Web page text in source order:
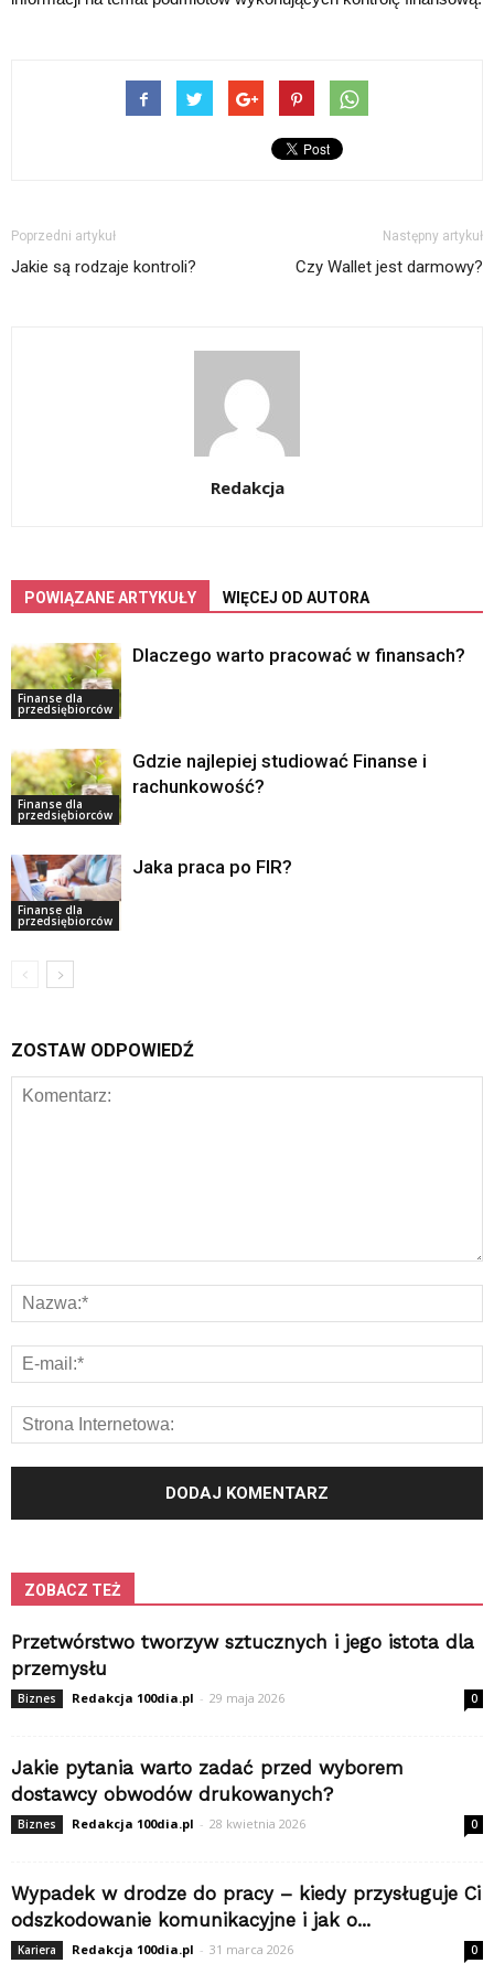
Poprzedni artykuł
Jakie są rodzaje kontroli?
Następny artykuł
Czy Wallet jest darmowy?
Redakcja
POWIĄZANE ARTYKUŁY WIĘCEJ OD AUTORA
Finanse dla
przedsiębiorców
Dlaczego warto pracować w finansach?
Finanse dla
przedsiębiorców
Gdzie najlepiej studiować Finanse i
rachunkowość?
Finanse dla
przedsiębiorców
Jaka praca po FIR?
ZOSTAW ODPOWIEDŹ
ZOBACZ TEŻ
Przetwórstwo tworzyw sztucznych i jego istota dla
przemysłu
Biznes Redakcja 100dia.pl - 29 maja 2026 0
Jakie pytania warto zadać przed wyborem
dostawcy obwodów drukowanych?
Biznes Redakcja 100dia.pl - 28 kwietnia 2026 0
Wypadek w drodze do pracy – kiedy przysługuje Ci
odszkodowanie komunikacyjne i jak o...
Kariera Redakcja 100dia.pl - 31 marca 2026 0